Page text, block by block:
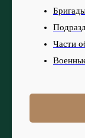
Части